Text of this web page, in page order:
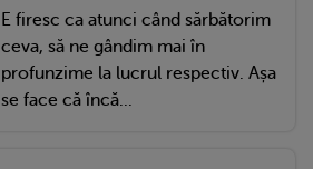
E firesc ca atunci când sărbătorim
ceva, să ne gândim mai în
profunzime la lucrul respectiv. Așa
se face că încă...